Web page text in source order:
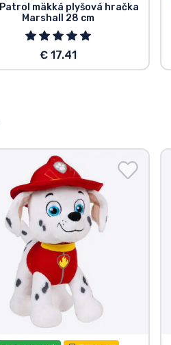
Patrol mäkká plyšová hračka
Marshall 28 cm
€ 17.41